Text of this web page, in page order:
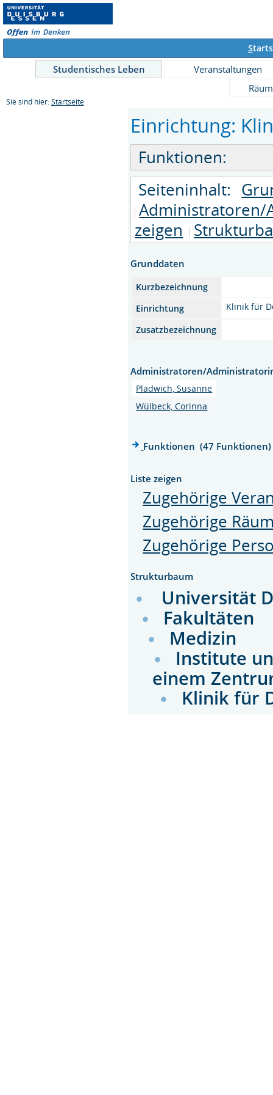
S
Studentisches Leben
Veranstaltungen
Sie sind hier: Startseite
Einrichtung:
Funktionen:
Seiteninhalt:
zeigen
Grunddaten
Kurzbezeichnung
Einrichtung
Klinik für
Zusatzbezeichnung
Administratoren/
Pladwich, Susanne
Wülbeck, Corinna
Funktionen (47 Funktionen)
Liste zeigen
Zugehörige
Zugehörige
Zugehörige
Strukturbaum
Universität
Fakultäten
Medizin
Institute
einem
Klinik für